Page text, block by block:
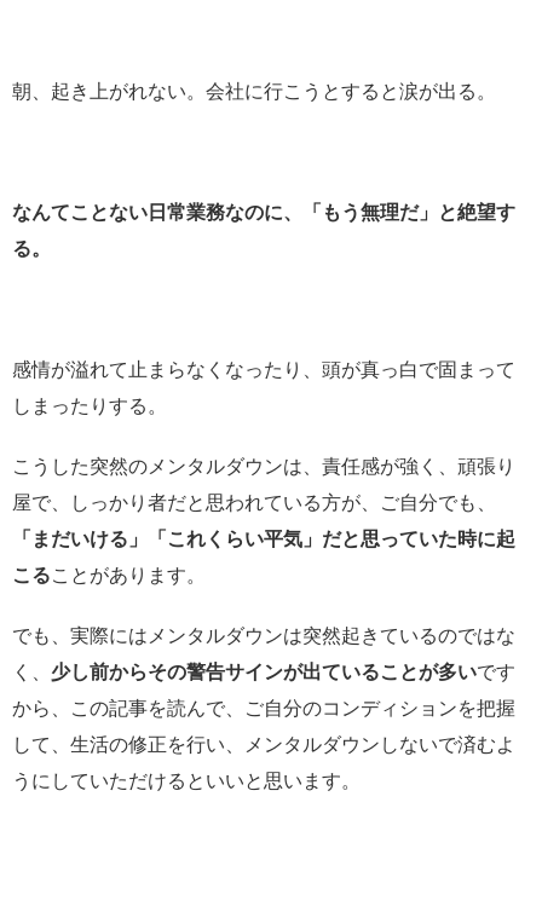
朝、起き上がれない。会社に行こうとすると涙が出る。
なんてことない日常業務なのに、「もう無理だ」と絶望す
る。
感情が溢れて止まらなくなったり、頭が真っ白で固まって
しまったりする。
こうした突然のメンタルダウンは、責任感が強く、頑張り
屋で、しっかり者だと思われている方が、ご自分でも、
「まだいける」「これくらい平気」だと思っていた時に起
こることがあります。
でも、実際にはメンタルダウンは突然起きているのではな
く、 少し前からその警告サインが出ていることが多いです
から、この記事を読んで、ご自分のコンディションを把握
して、生活の修正を行い、メンタルダウンしないで済むよ
うにしていただけるといいと思います。